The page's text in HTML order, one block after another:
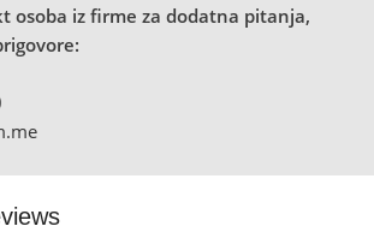
osoba iz firme za dodatna pitanja,